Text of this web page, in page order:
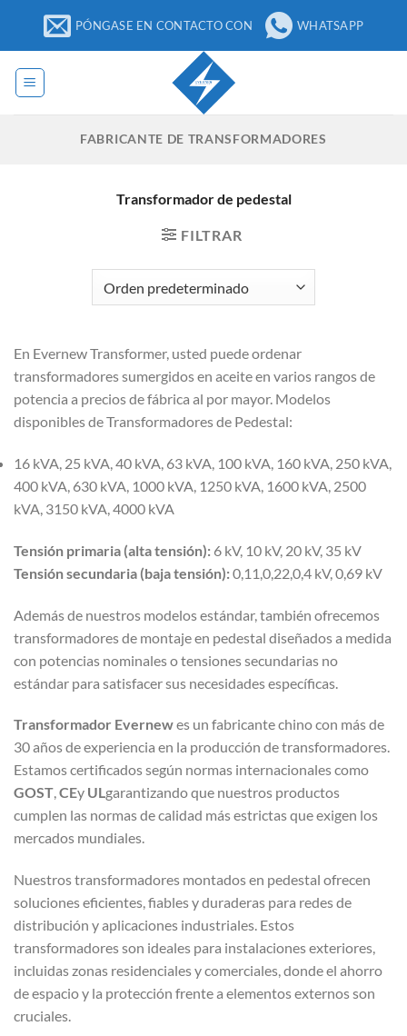
contenido
PÓNGASE EN CONTACTO CON WHATSAPP
FABRICANTE DE TRANSFORMADORES
Transformador de pedestal
FILTRAR
En Evernew Transformer, usted puede ordenar
transformadores sumergidos en aceite en varios rangos de
potencia a precios de fábrica al por mayor. Modelos
disponibles de Transformadores de Pedestal:
16 kVA, 25 kVA, 40 kVA, 63 kVA, 100 kVA, 160 kVA, 250 kVA,
400 kVA, 630 kVA, 1000 kVA, 1250 kVA, 1600 kVA, 2500
kVA, 3150 kVA, 4000 kVA
Tensión primaria (alta tensión): 6 kV, 10 kV, 20 kV, 35 kV
Tensión secundaria (baja tensión):0,11,0,22,0,4 kV, 0,69 kV
Además de nuestros modelos estándar, también ofrecemos
transformadores de montaje en pedestal diseñados a medida
con potencias nominales o tensiones secundarias no
estándar para satisfacer sus necesidades específicas.
Transformador Evernewes un fabricante chino con más de
30 años de experiencia en la producción de transformadores.
Estamos certificados según normas internacionales como
GOST,CEy ULgarantizando que nuestros productos
cumplen las normas de calidad más estrictas que exigen los
mercados mundiales.
Nuestros transformadores montados en pedestal ofrecen
soluciones eficientes, fiables y duraderas para redes de
distribución y aplicaciones industriales. Estos
transformadores son ideales para instalaciones exteriores,
incluidas zonas residenciales y comerciales, donde el ahorro
de espacio y la protección frente a elementos externos son
cruciales.